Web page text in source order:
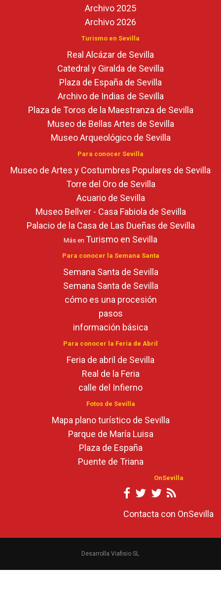
Archivo 2025
Archivo 2026
Turismo en Sevilla
Real Alcázar de Sevilla
Catedral y Giralda de Sevilla
Plaza de España de Sevilla
Archivo de Indias de Sevilla
Plaza de Toros de la Maestranza de Sevilla
Museo de Bellas Artes de Sevilla
Museo Arqueológico de Sevilla
Para conocer Sevilla
Museo de Artes y Costumbres Populares de Sevilla
Torre del Oro de Sevilla
Acuario de Sevilla
Museo Bellver - Casa Fabiola de Sevilla
Palacio de la Casa de Las Dueñas de Sevilla
Más en Turismo en Sevilla
Para conocer la Semana Santa
Semana Santa de Sevilla
Semana Santa de Sevilla
cómo es una procesión
pasos
información básica
Para conocer la Feria de Abril
Feria de abril de Sevilla
Real de la Feria
calle del Infierno
Fotos de Sevilla
Mapa plano turístico de Sevilla
Parque de María Luisa
Plaza de España
Puente de Triana
OnSevilla
Contacta con OnSevilla
Desarrolla Viafisio SL